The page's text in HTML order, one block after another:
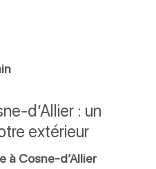
d’Allier : un
extérieur
à Cosne-d’Allier